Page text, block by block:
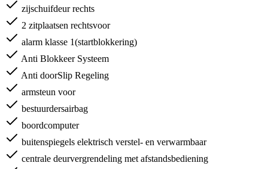
zijschuifdeur rechts
2 zitplaatsen rechtsvoor
alarm klasse 1(startblokkering)
Anti Blokkeer Systeem
Anti doorSlip Regeling
armsteun voor
bestuurdersairbag
boordcomputer
buitenspiegels elektrisch verstel- en verwarmbaar
centrale deurvergrendeling met afstandsbediening